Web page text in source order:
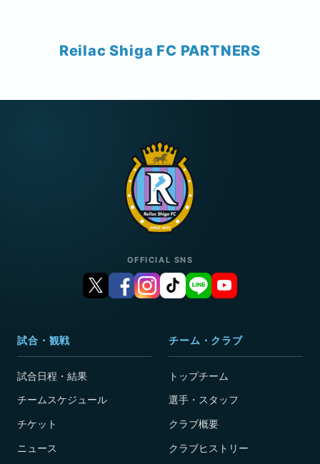
Reilac Shiga FC PARTNERS
OFFICIAL SNS
試合・観戦
試合日程・結果
チームスケジュール
チケット
ニュース
チーム・クラブ
トップチーム
選手・スタッフ
クラブ概要
クラブヒストリー